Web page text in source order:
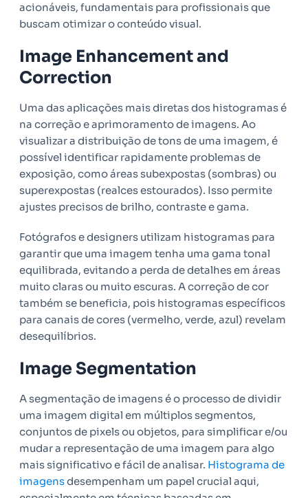
acionáveis, fundamentais para profissionais que
buscam otimizar o conteúdo visual.
Image Enhancement and
Correction
Uma das aplicações mais diretas dos histogramas é
na correção e aprimoramento de imagens. Ao
visualizar a distribuição de tons de uma imagem, é
possível identificar rapidamente problemas de
exposição, como áreas subexpostas (sombras) ou
superexpostas (realces estourados). Isso permite
ajustes precisos de brilho, contraste e gama.
Fotógrafos e designers utilizam histogramas para
garantir que uma imagem tenha uma gama tonal
equilibrada, evitando a perda de detalhes em áreas
muito claras ou muito escuras. A correção de cor
também se beneficia, pois histogramas específicos
para canais de cores (vermelho, verde, azul) revelam
desequilíbrios.
Image Segmentation
A segmentação de imagens é o processo de dividir
uma imagem digital em múltiplos segmentos,
conjuntos de pixels ou objetos, para simplificar e/ou
mudar a representação de uma imagem para algo
mais significativo e fácil de analisar. Histograma de
imagensdesempenham um papel crucial aqui,